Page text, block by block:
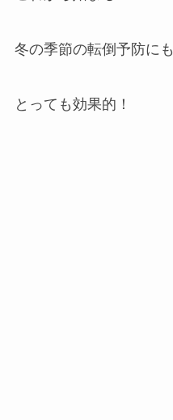
冬の季節の転倒予防にも
とっても効果的！